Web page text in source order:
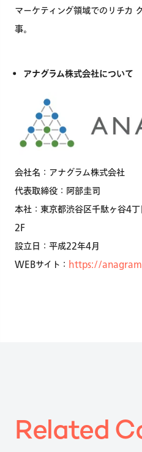
マーケティング領域でのリチカ
事。
アナグラム株式会社について
会社名：アナグラム株式会社
代表取締役：阿部圭司
本社：東京都渋谷区千駄ヶ谷4
2F
設立日：平成22年4月
WEBサイト： https://
Related C